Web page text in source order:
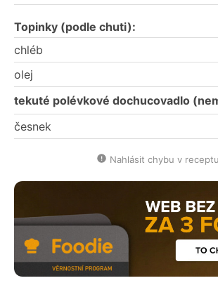
Topinky (podle chuti):
chléb
olej
tekuté polévkové dochucovadlo
česnek
Nahlásit chybu v receptu